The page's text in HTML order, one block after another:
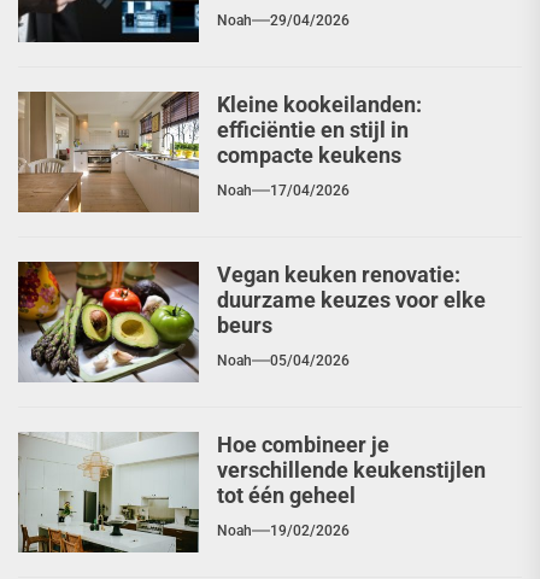
Noah 29/04/2026
Kleine kookeilanden:
efficiëntie en stijl in
compacte keukens
Noah 17/04/2026
Vegan keuken renovatie:
duurzame keuzes voor elke
beurs
Noah 05/04/2026
Hoe combineer je
verschillende keukenstijlen
tot één geheel
Noah 19/02/2026